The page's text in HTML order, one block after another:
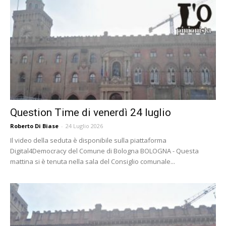
Question Time di venerdì 24 luglio
Roberto Di Biase - 24 Luglio 2026
Il video della seduta è disponibile sulla piattaforma
Digital4Democracy del Comune di Bologna BOLOGNA - Questa
mattina si è tenuta nella sala del Consiglio comunale...